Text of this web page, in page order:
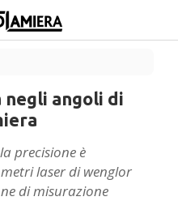
negli angoli di
precisione è
laser di wenglor
di misurazione